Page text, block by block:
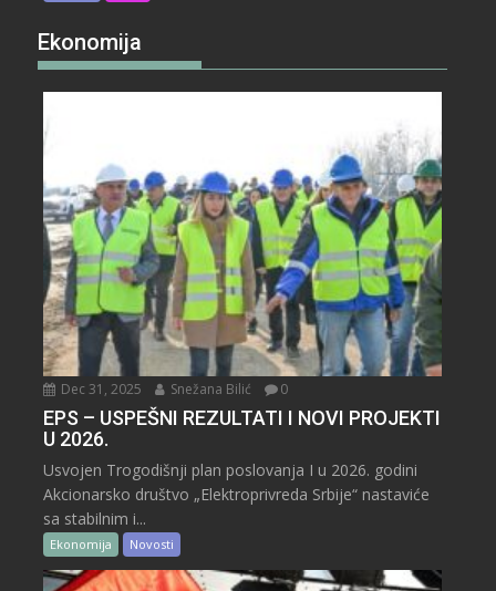
Ekonomija
Dec 31, 2025 Snežana Bilić 0
EPS – USPEŠNI REZULTATI I NOVI PROJEKTI
U 2026.
Usvojen Trogodišnji plan poslovanja I u 2026. godini
Akcionarsko društvo „Elektroprivreda Srbije“ nastaviće
sa stabilnim i...
Ekonomija Novosti